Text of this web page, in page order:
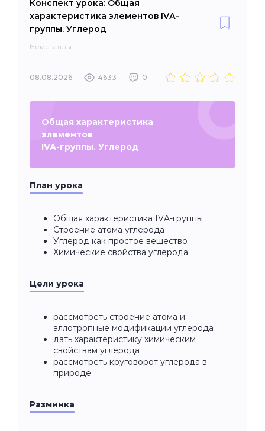
Конспект урока: Общая
характеристика элементов IVА-
группы. Углерод
Неметаллы
08.08.2026 4633 0
Общая характеристика
элементов
IVА-группы. Углерод
План урока
Общая характеристика IVA-группы
Строение атома углерода
Углерод как простое вещество
Химические свойства углерода
Цели урока
рассмотреть строение атома и
аллотропные модификации углерода
дать характеристику химическим
свойствам углерода
рассмотреть круговорот углерода в
природе
Разминка